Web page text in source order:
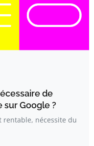
de
Google ?
rentable, nécessite du